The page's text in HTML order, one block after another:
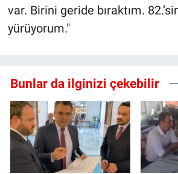
var. Birini geride bıraktım.
yürüyorum."
Bunlar da ilginizi çekebilir